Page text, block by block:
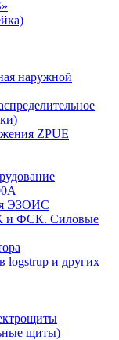
наружной
ZPUE
ЭЗОИС
и ФСК. Силовые
logstrup и других
щиты)